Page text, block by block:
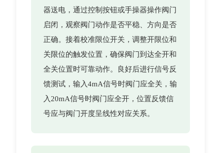
器送电，通过控制按钮或手操器操作阀门
启闭，观察阀门动作是否平稳、方向是否
正确。接着校准限位开关，调整开限位和
关限位的触发位置，确保阀门到达全开和
全关位置时可靠动作。良好后进行信号反
馈测试，输入4mA信号时阀门应全关，输
入20mA信号时阀门应全开，位置反馈信
号应与阀门开度呈线性对应关系。